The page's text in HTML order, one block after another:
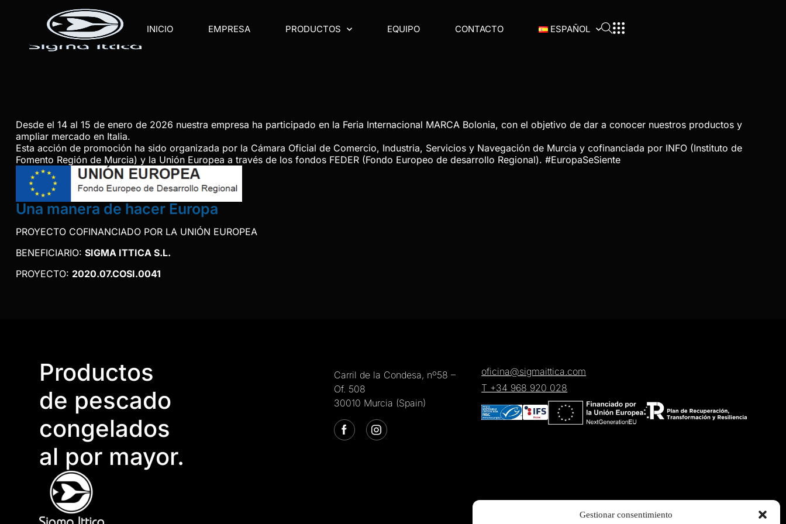
Gestionar consentimiento
INICIO EMPRESA PRODUCTOS EQUIPO CONTACTO ESPAÑOL
Desde el 14 al 15 de enero de 2026 nuestra empresa ha participado en la Feria Internacional MARCA Bolonia, con el objetivo de dar a conocer nuestros productos y
ampliar mercado en Italia.
Esta acción de promoción ha sido organizada por la Cámara Oficial de Comercio, Industria, Servicios y Navegación de Murcia y cofinanciada por INFO (Instituto de
Fomento Región de Murcia) y la Unión Europea a través de los fondos FEDER (Fondo Europeo de desarrollo Regional). #EuropaSeSiente
Una manera de hacer Europa
PROYECTO COFINANCIADO POR LA UNIÓN EUROPEA
BENEFICIARIO: SIGMA ITTICA S.L.
PROYECTO: 2020.07.COSI.0041
Productos
de pescado
congelados
al por mayor.
Carril de la Condesa, nº58 –
Of. 508
30010 Murcia (Spain)
oficina@sigmaittica.com
T +34 968 920 028